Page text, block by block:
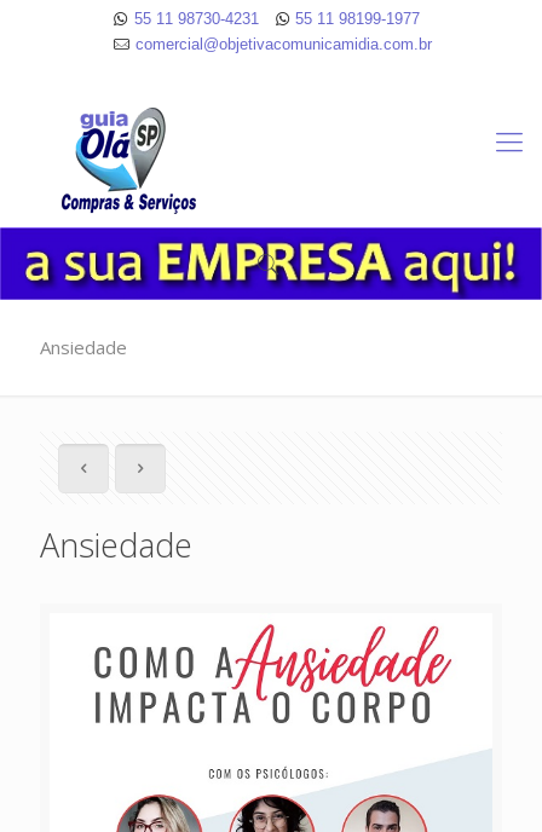
55 11 98730-4231
55 11 98199-1977
comercial@objetivacomunicamidia.com.br
Ansiedade
Ansiedade